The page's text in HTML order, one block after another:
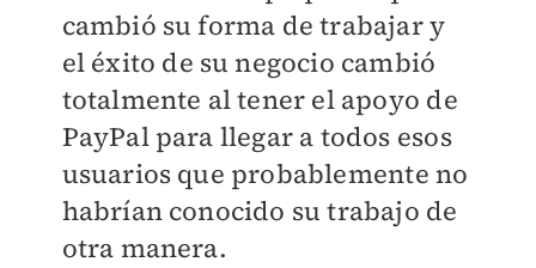
cambió su forma de trabajar y
el éxito de su negocio cambió
totalmente al tener el apoyo de
PayPal para llegar a todos esos
usuarios que probablemente no
habrían conocido su trabajo de
otra manera.